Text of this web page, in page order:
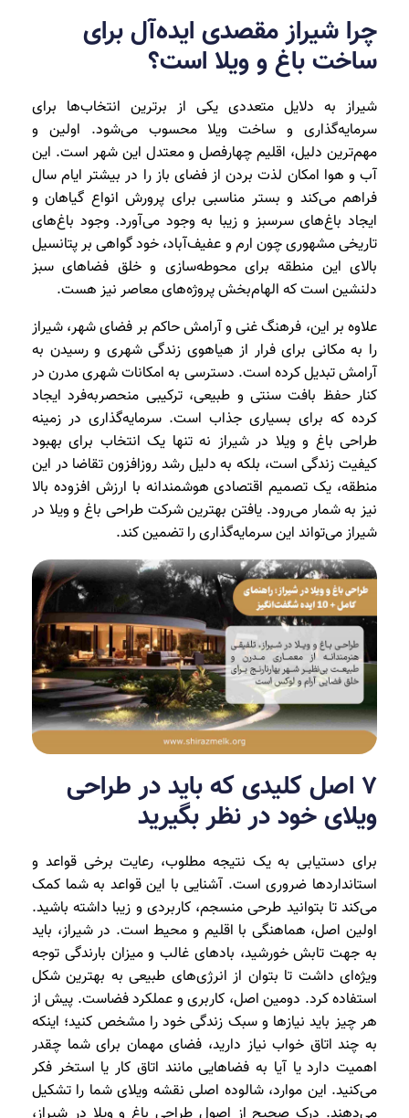
چرا شیراز مقصدی ایده‌آل برای
ساخت باغ و ویلا است؟
شیراز به دلایل متعددی یکی از برترین انتخاب‌ها برای
سرمایه‌گذاری و ساخت ویلا محسوب می‌شود. اولین و
مهم‌ترین دلیل، اقلیم چهارفصل و معتدل این شهر است. این
آب و هوا امکان لذت بردن از فضای باز را در بیشتر ایام سال
فراهم می‌کند و بستر مناسبی برای پرورش انواع گیاهان و
ایجاد باغ‌های سرسبز و زیبا به وجود می‌آورد. وجود باغ‌های
تاریخی مشهوری چون ارم و عفیف‌آباد، خود گواهی بر پتانسیل
بالای این منطقه برای محوطه‌سازی و خلق فضاهای سبز
دلنشین است که الهام‌بخش پروژه‌های معاصر نیز هست.
علاوه بر این، فرهنگ غنی و آرامش حاکم بر فضای شهر، شیراز
را به مکانی برای فرار از هیاهوی زندگی شهری و رسیدن به
آرامش تبدیل کرده است. دسترسی به امکانات شهری مدرن در
کنار حفظ بافت سنتی و طبیعی، ترکیبی منحصربه‌فرد ایجاد
کرده که برای بسیاری جذاب است. سرمایه‌گذاری در زمینه
طراحی باغ و ویلا در شیراز نه تنها یک انتخاب برای بهبود
کیفیت زندگی است، بلکه به دلیل رشد روزافزون تقاضا در این
منطقه، یک تصمیم اقتصادی هوشمندانه با ارزش افزوده بالا
نیز به شمار می‌رود. یافتن بهترین شرکت طراحی باغ و ویلا در
شیراز می‌تواند این سرمایه‌گذاری را تضمین کند.
7 اصل کلیدی که باید در طراحی
ویلای خود در نظر بگیرید
برای دستیابی به یک نتیجه مطلوب، رعایت برخی قواعد و
استانداردها ضروری است. آشنایی با این قواعد به شما کمک
می‌کند تا بتوانید طرحی منسجم، کاربردی و زیبا داشته باشید.
اولین اصل، هماهنگی با اقلیم و محیط است. در شیراز، باید
به جهت تابش خورشید، بادهای غالب و میزان بارندگی توجه
ویژه‌ای داشت تا بتوان از انرژی‌های طبیعی به بهترین شکل
استفاده کرد. دومین اصل، کاربری و عملکرد فضاست. پیش از
هر چیز باید نیازها و سبک زندگی خود را مشخص کنید؛ اینکه
به چند اتاق خواب نیاز دارید، فضای مهمان برای شما چقدر
اهمیت دارد یا آیا به فضاهایی مانند اتاق کار یا استخر فکر
می‌کنید. این موارد، شالوده اصلی نقشه ویلای شما را تشکیل